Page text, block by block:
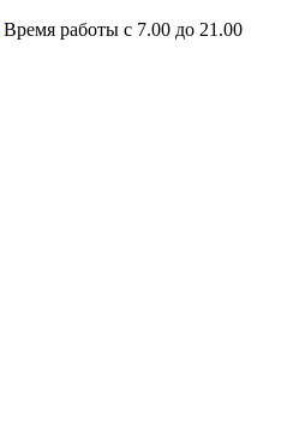
Время работы с 7.00 до 21.00